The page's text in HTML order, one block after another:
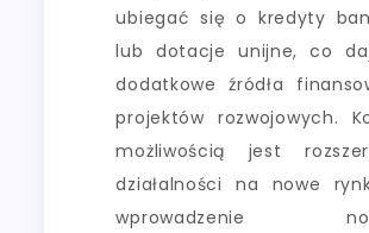
ubiegać się o kredyty
lub dotacje unijne, co
dodatkowe źródła
projektów rozwojowych.
możliwością jest
działalności na nowe
wprowadzenie